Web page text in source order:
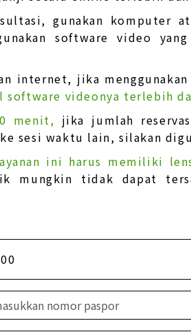
gunakan komputer
software video
internet, jika
software videonya terlebih
menit, jika jumlah
sesi waktu lain, silakan
ini harus memiliki
mungkin tidak dapat